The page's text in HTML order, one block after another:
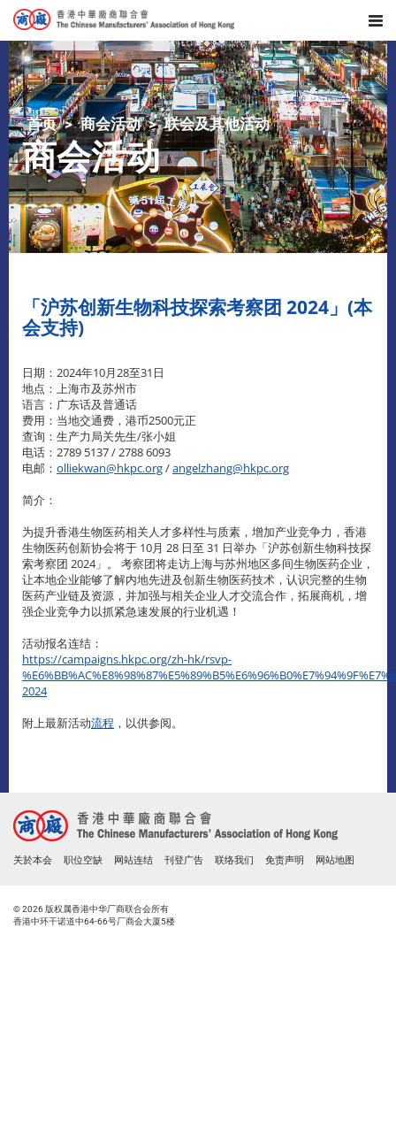
首页 商会活动 联会及其他活动
商会活动
「沪苏创新生物科技探索考察团 2024」(本
会支持)
日期：2024年10月28至31日
地点：上海市及苏州市
语言：广东话及普通话
费用：当地交通费，港币2500元正
查询：生产力局关先生/张小姐
电话：2789 5137 / 2788 6093
电邮： olliekwan@hkpc.org/angelzhang@hkpc.org
简介：
为提升香港生物医药相关人才多样性与质素，增加产业竞争力，香港
生物医药创新协会将于 10月 28 日至 31 日举办「沪苏创新生物科技探
索考察团 2024」。 考察团将走访上海与苏州地区多间生物医药企业，
让本地企业能够了解内地先进及创新生物医药技术，认识完整的生物
医药产业链及资源，并加强与相关企业人才交流合作，拓展商机，增
强企业竞争力以抓紧急速发展的行业机遇！
活动报名连结：
https://campaigns.hkpc.org/zh-hk/rsvp-
2024
附上最新活动流程 ，以供参阅。
关於本会 职位空缺 网站连结 刊登广告 联络我们 免责声明 网站地图
© 2026 版权属香港中华厂商联合会所有
香港中环干诺道中64-66号厂商会大厦5楼